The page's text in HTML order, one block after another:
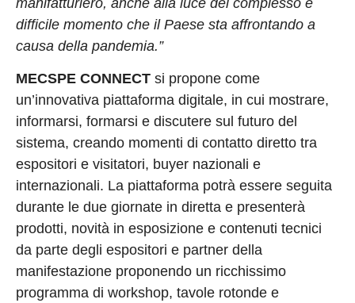
difficile momento che il Paese sta affrontando a
causa della pandemia.”
MECSPE CONNECT si propone come
un’innovativa piattaforma digitale, in cui mostrare,
informarsi, formarsi e discutere sul futuro del
sistema, creando momenti di contatto diretto tra
espositori e visitatori, buyer nazionali e
internazionali. La piattaforma potrà essere seguita
durante le due giornate in diretta e presenterà
prodotti, novità in esposizione e contenuti tecnici
da parte degli espositori e partner della
manifestazione proponendo un ricchissimo
programma di workshop, tavole rotonde e